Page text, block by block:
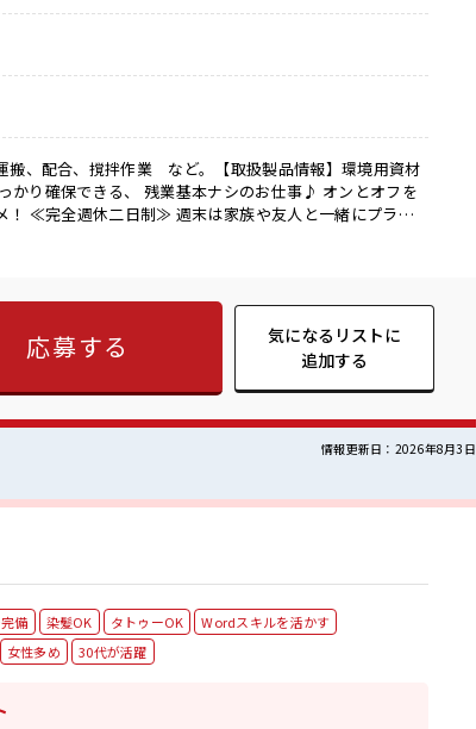
搬、配合、撹拌作業 など。【取扱製品情報】環境用資材
り確保できる、 残業基本ナシのお仕事♪ オンとオフを
！ ≪完全週休二日制≫ 週末は家族や友人と一緒にプライ
働く≫ 明るすぎたり奇抜でなければ基本的に自由！ (規
囲気 “コジンマリ”が好きな方
髪型・髪色自由♪ 派手過ぎなければOKだから、 モチベー
ュな職場です☆
応募する
気になるリストに
追加する
情報更新日：2026年8月3日
備 染髪OK タトゥーOK
Wordスキルを活かす
女性多め 30代が活躍